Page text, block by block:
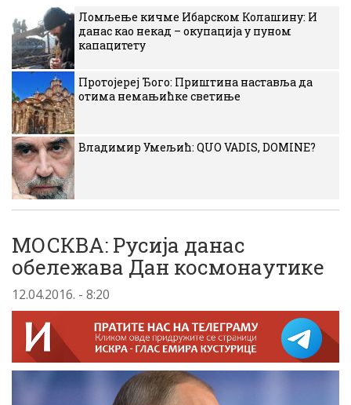
Ломљење кичме Ибарском Колашину: И
данас као некад – окупација у пуном
капацитету
Протојереј Ђого: Приштина наставља да
отима немањићке светиње
Владимир Умељић: QUO VADIS, DOMINE?
МОСКВА: Русиjа данас
обележава Дан космонаутике
12.04.2016. - 8:20